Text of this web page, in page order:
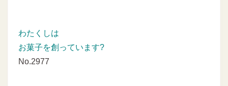
わたくしは
お菓子を創っています?
No.2977